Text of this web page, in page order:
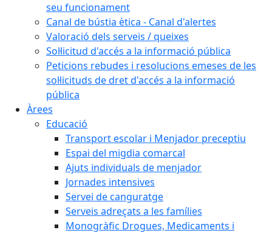
seu funcionament
Canal de bústia ètica - Canal d'alertes
Valoració dels serveis / queixes
Sol·licitud d'accés a la informació pública
Peticions rebudes i resolucions emeses de les
sol·licituds de dret d'accés a la informació
pública
Àrees
Educació
Transport escolar i Menjador preceptiu
Espai del migdia comarcal
Ajuts individuals de menjador
Jornades intensives
Servei de canguratge
Serveis adreçats a les famílies
Monogràfic Drogues, Medicaments i